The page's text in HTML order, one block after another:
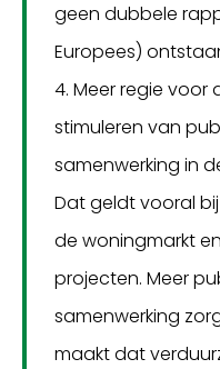
geen dubbele
Europees)
4. Meer regie voor
stimuleren van
samenwerking in
Dat geldt vooral
de woningmarkt
projecten. Meer
samenwerking
maakt dat